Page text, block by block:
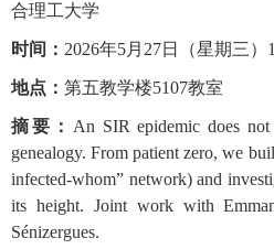
合理工大学
时间： 2026年5月27日（星期三）
地点： 第五教学楼5107教室
摘要： An SIR epidemic does
genealogy. From patient zero, we
infected-whom” network) and
its height. Joint work with
Sénizergues.